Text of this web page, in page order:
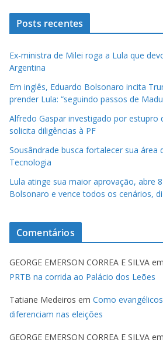
Posts recentes
Ex-ministra de Milei roga a Lula que
Argentina
Em inglês, Eduardo Bolsonaro incita
prender Lula: “seguindo passos de
Alfredo Gaspar investigado por estupro
solicita diligências à PF
Sousândrade busca fortalecer sua área
Tecnologia
Lula atinge sua maior aprovação, abre
Bolsonaro e vence todos os cenários,
Comentários
GEORGE EMERSON CORREA E SILVA em
PRTB na corrida ao Palácio dos Leões
Tatiane Medeiros em Como
diferenciam nas eleições
GEORGE EMERSON CORREA E SILVA em